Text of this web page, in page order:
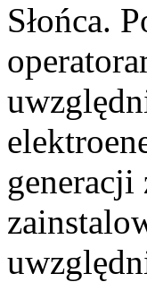
Słońca.
generacji